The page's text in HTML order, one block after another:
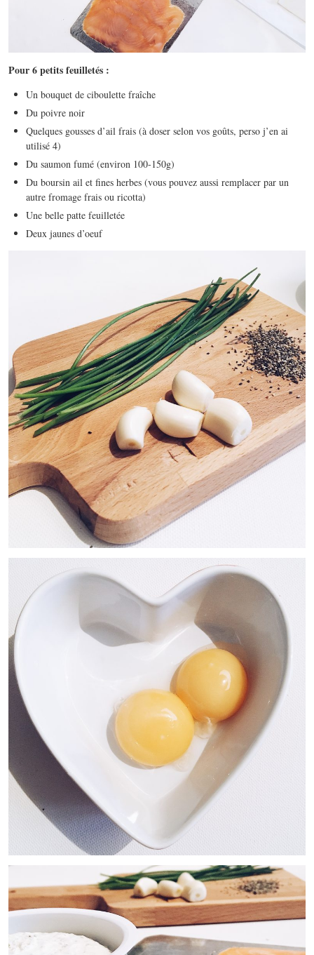
Pour 6 petits feuilletés :
Un bouquet de ciboulette fraîche
Du poivre noir
Quelques gousses d’ail frais (à doser selon vos goûts, perso j’en ai
utilisé 4)
Du saumon fumé (environ 100-150g)
Du boursin ail et fines herbes (vous pouvez aussi remplacer par un
autre fromage frais ou ricotta)
Une belle patte feuilletée
Deux jaunes d’oeuf